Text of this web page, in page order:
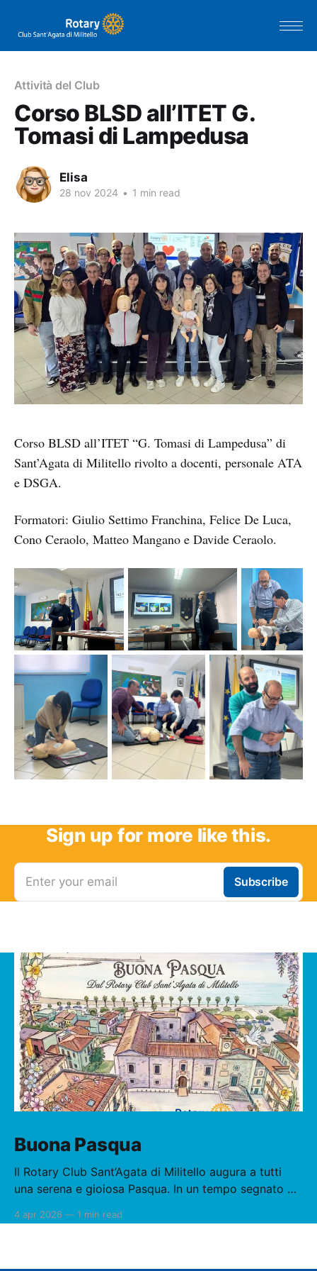
Attività del Club
Corso BLSD all’ITET G.
Tomasi di Lampedusa
Elisa
28 nov 2024 • 1 min read
Corso BLSD all’ITET “G. Tomasi di Lampedusa” di
Sant’Agata di Militello rivolto a docenti, personale ATA
e DSGA.
Formatori: Giulio Settimo Franchina, Felice De Luca,
Cono Ceraolo, Matteo Mangano e Davide Ceraolo.
Sign up for more like this.
Enter your email Subscribe
Buona Pasqua
Il Rotary Club Sant’Agata di Militello augura a tutti
una serena e gioiosa Pasqua. In un tempo segnato da
necessaria e urgente. La Pasqua ci richiama al
4 apr 2026 — 1 min read